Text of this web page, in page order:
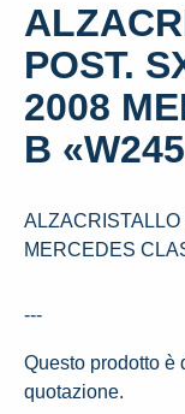
POST.
2008
B
ALZACRISTALLO
MERCEDES
---
Questo prodotto è
quotazione.